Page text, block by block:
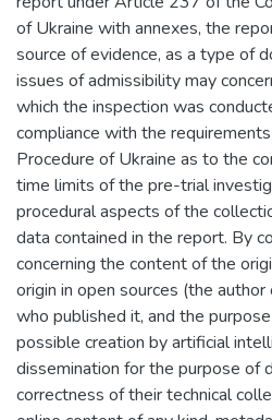
of Ukraine with annexes, the
source of evidence, as a type of
issues of admissibility may
which the inspection was
compliance with the
Procedure of Ukraine as to the
time limits of the pre-trial
procedural aspects of the
data contained in the report. By
concerning the content of the
origin in open sources (the
who published it, and the
possible creation by artificial
dissemination for the purpose of
correctness of their technical